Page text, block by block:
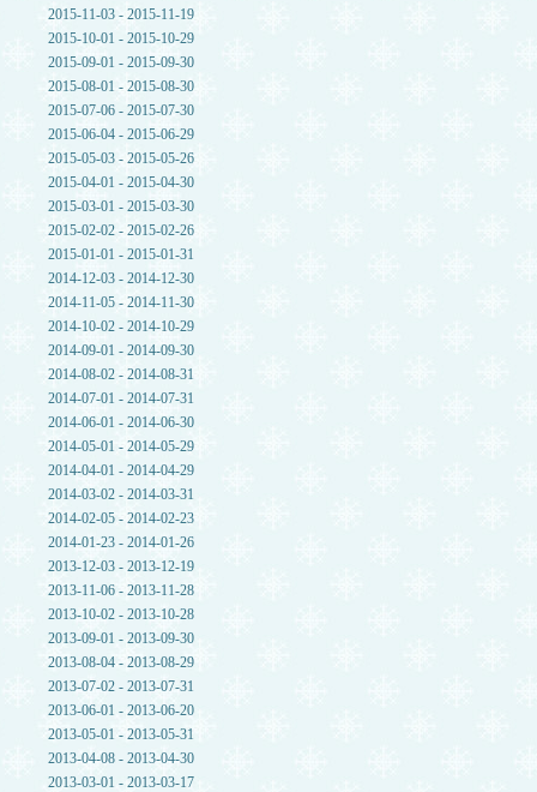
2015-11-03 - 2015-11-19
2015-10-01 - 2015-10-29
2015-09-01 - 2015-09-30
2015-08-01 - 2015-08-30
2015-07-06 - 2015-07-30
2015-06-04 - 2015-06-29
2015-05-03 - 2015-05-26
2015-04-01 - 2015-04-30
2015-03-01 - 2015-03-30
2015-02-02 - 2015-02-26
2015-01-01 - 2015-01-31
2014-12-03 - 2014-12-30
2014-11-05 - 2014-11-30
2014-10-02 - 2014-10-29
2014-09-01 - 2014-09-30
2014-08-02 - 2014-08-31
2014-07-01 - 2014-07-31
2014-06-01 - 2014-06-30
2014-05-01 - 2014-05-29
2014-04-01 - 2014-04-29
2014-03-02 - 2014-03-31
2014-02-05 - 2014-02-23
2014-01-23 - 2014-01-26
2013-12-03 - 2013-12-19
2013-11-06 - 2013-11-28
2013-10-02 - 2013-10-28
2013-09-01 - 2013-09-30
2013-08-04 - 2013-08-29
2013-07-02 - 2013-07-31
2013-06-01 - 2013-06-20
2013-05-01 - 2013-05-31
2013-04-08 - 2013-04-30
2013-03-01 - 2013-03-17